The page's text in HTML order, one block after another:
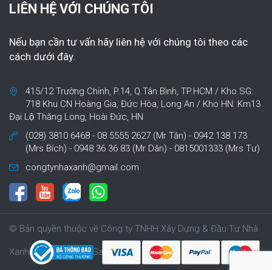
LIÊN HỆ VỚI CHÚNG TÔI
Nếu bạn cần tư vấn hãy liên hệ với chúng tôi theo các
cách dưới đây.
415/12 Trường Chinh, P.14, Q.Tân Bình, TP.HCM / Kho SG:
718 Khu CN Hoàng Gia, Đức Hòa, Long An / Kho HN: Km13
Đại Lộ Thăng Long, Hoài Đức, HN
(028) 3810 6468 - 08 5555 2627 (Mr Tân) - 0942 138 173
(Mrs Bích) - 0948 36 36 83 (Mr Dân) - 0815001333 (Mrs Tư)
congtynhaxanh@gmail.com
© Bản quyền thuộc về Công ty TNHH Xây Dựng & Đầu Tư Nhà
Xanh | Cung cấp bởi Sapo